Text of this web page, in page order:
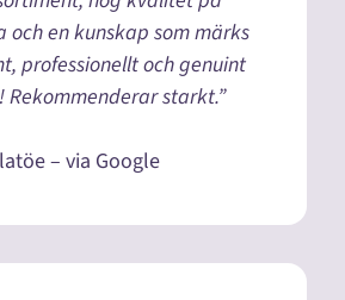
och en kunskap som märks
professionellt och genuint
starkt.”
– via Google